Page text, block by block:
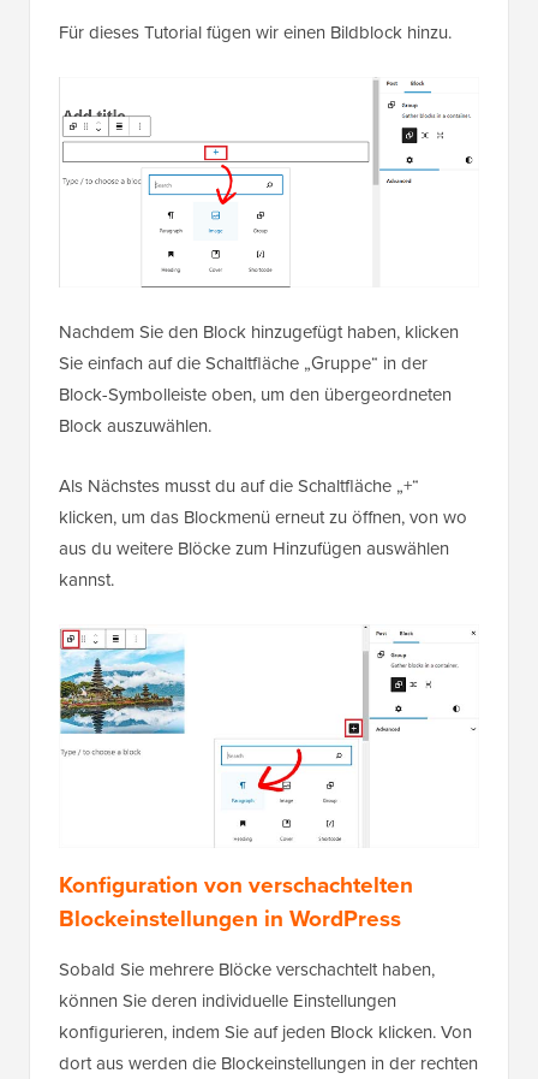
Für dieses Tutorial fügen wir einen Bildblock hinzu.
Nachdem Sie den Block hinzugefügt haben, klicken
Sie einfach auf die Schaltfläche „Gruppe“ in der
Block-Symbolleiste oben, um den übergeordneten
Block auszuwählen.
Als Nächstes musst du auf die Schaltfläche „+“
klicken, um das Blockmenü erneut zu öffnen, von wo
aus du weitere Blöcke zum Hinzufügen auswählen
kannst.
Konfiguration von verschachtelten
Blockeinstellungen in WordPress
Sobald Sie mehrere Blöcke verschachtelt haben,
können Sie deren individuelle Einstellungen
konfigurieren, indem Sie auf jeden Block klicken. Von
dort aus werden die Blockeinstellungen in der rechten